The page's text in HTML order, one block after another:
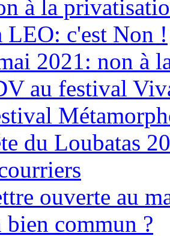
à la
LEO: c'est Non !
2021: non à
au festival
du Loubatas
ouverte au
bien commun ?